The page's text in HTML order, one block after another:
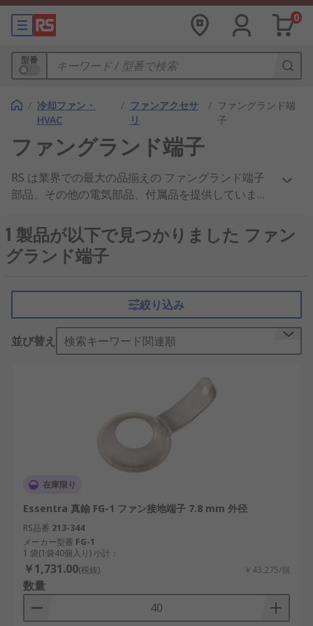
0
型番
/ 冷却ファン・
HVAC
/ ファンアクセサ
リ
/ ファングランド端
子
ファングランド端子
RS は業界での最大の品揃えの ファングランド端子
部品、その他の電気部品、付属品を提供していま
製品、優れたカスタマーサービスで、ファングラン
ド端子、エアクオリティスイッチ および フィンガ
ーガード 製品の企業へのサプライヤとして、当社は
グランド端子 の電子・工業製品の 電気、制御部
品、ケーブル において、より幅広い選択肢をご用意
しています RSオンラインでは幅広いラインアップ
からファングランド端子製品がご購入いただけま
込みを行い、アルファベット順、価格順、メーカー
や在庫状況別に分類。売れ筋商品からニッチなもの
まで、素早く、簡単に見つかります。 お取引のある
お客様には、ファングランド端子 のアイテムのご注
文を、8,000円以上無料即日出荷サービスで受け取
る特典があります。大量に製品を購入、あるいは緊
急に使用するためアイテムがひとつ必要な場合で
ランド端子 は、ご注文当日、または翌日までに確実
にお届けします。大量に3万円以上を購入するお客
様には、予算に合う価格契約を柔軟に提供致しま
す。当社の製品のリストは、お客様の期待に十分に
お応えしていると確信しております。そして、お客
様にも安心していただきたいと思っています。 購入
前に ファングランド端子 の全アイテムの概要をご
1 製品が以下で見つかりました ファン
グランド端子
絞り込み
並び替え 検索キーワード関連順
在庫限り
Essentra 真鍮 FG-1 ファン接地端子 7.8 mm 外径
RS品番 213-344
メーカー型番 FG-1
1 袋(1袋40個入り) 小計：
￥1,731.00(税抜) ￥43.275/個
数量